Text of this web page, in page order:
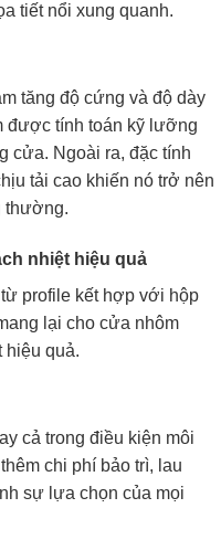
tiết nổi xung quanh.
tăng độ cứng và độ dày
được tính toán kỹ lưỡng
cửa. Ngoài ra, đặc tính
tải cao khiến nó trở nên
thường.
nhiệt hiệu quả
profile kết hợp với hộp
lại cho cửa nhôm
hiệu quả.
cả trong điều kiện môi
chi phí bảo trì, lau
sự lựa chọn của mọi